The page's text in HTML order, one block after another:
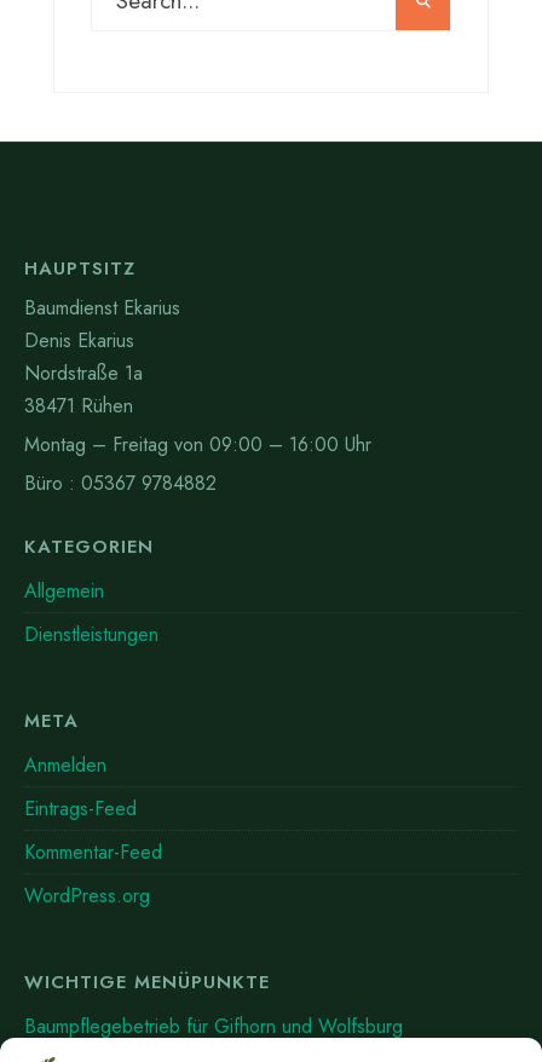
HAUPTSITZ
Baumdienst Ekarius
Denis Ekarius
Nordstraße 1a
38471 Rühen
Montag – Freitag von 09:00 – 16:00 Uhr
Büro : 05367 9784882
KATEGORIEN
Allgemein
Dienstleistungen
META
Anmelden
Eintrags-Feed
Kommentar-Feed
WordPress.org
WICHTIGE MENÜPUNKTE
Baumpflegebetrieb für Gifhorn und Wolfsburg